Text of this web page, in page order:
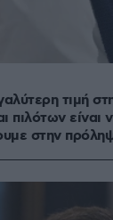
τιμή
πιλότων είναι
στην